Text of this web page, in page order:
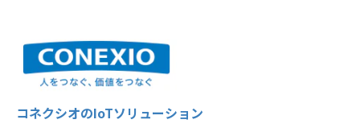
コネクシオのIoTソリューション